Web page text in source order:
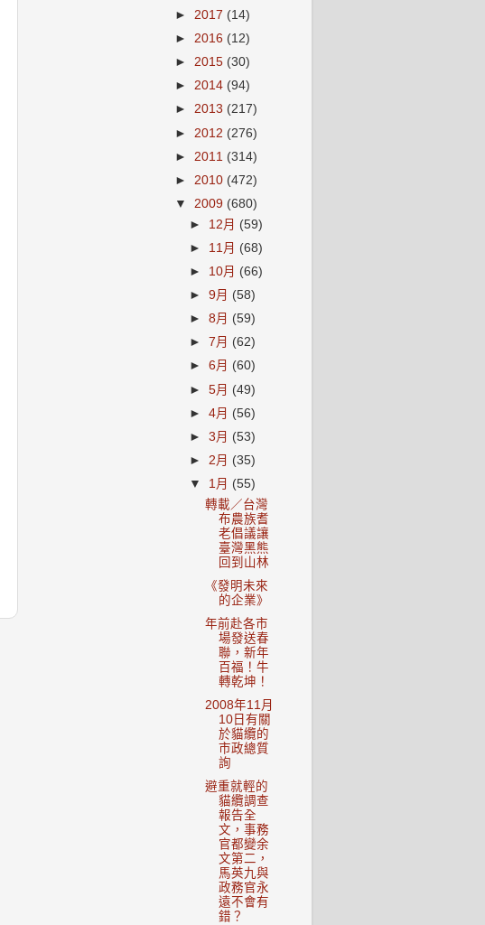
► 2017 (14)
► 2016 (12)
► 2015 (30)
► 2014 (94)
► 2013 (217)
► 2012 (276)
► 2011 (314)
► 2010 (472)
▼ 2009 (680)
► 12月 (59)
► 11月 (68)
► 10月 (66)
►9月 (58)
►8月 (59)
►7月 (62)
►6月 (60)
►5月 (49)
►4月 (56)
►3月 (53)
► 2月 (35)
▼ 1月 (55)
轉載／台灣
布農族耆
老倡議讓
臺灣黑熊
回到山林
《發明未來
的企業》
年前赴各市
場發送春
聯，新年
百福！牛
轉乾坤！
2008年11月
10日有關
於貓纜的
市政總質
詢
避重就輕的
貓纜調查
報告全
文，事務
官都變余
文第二，
馬英九與
政務官永
遠不會有
錯？